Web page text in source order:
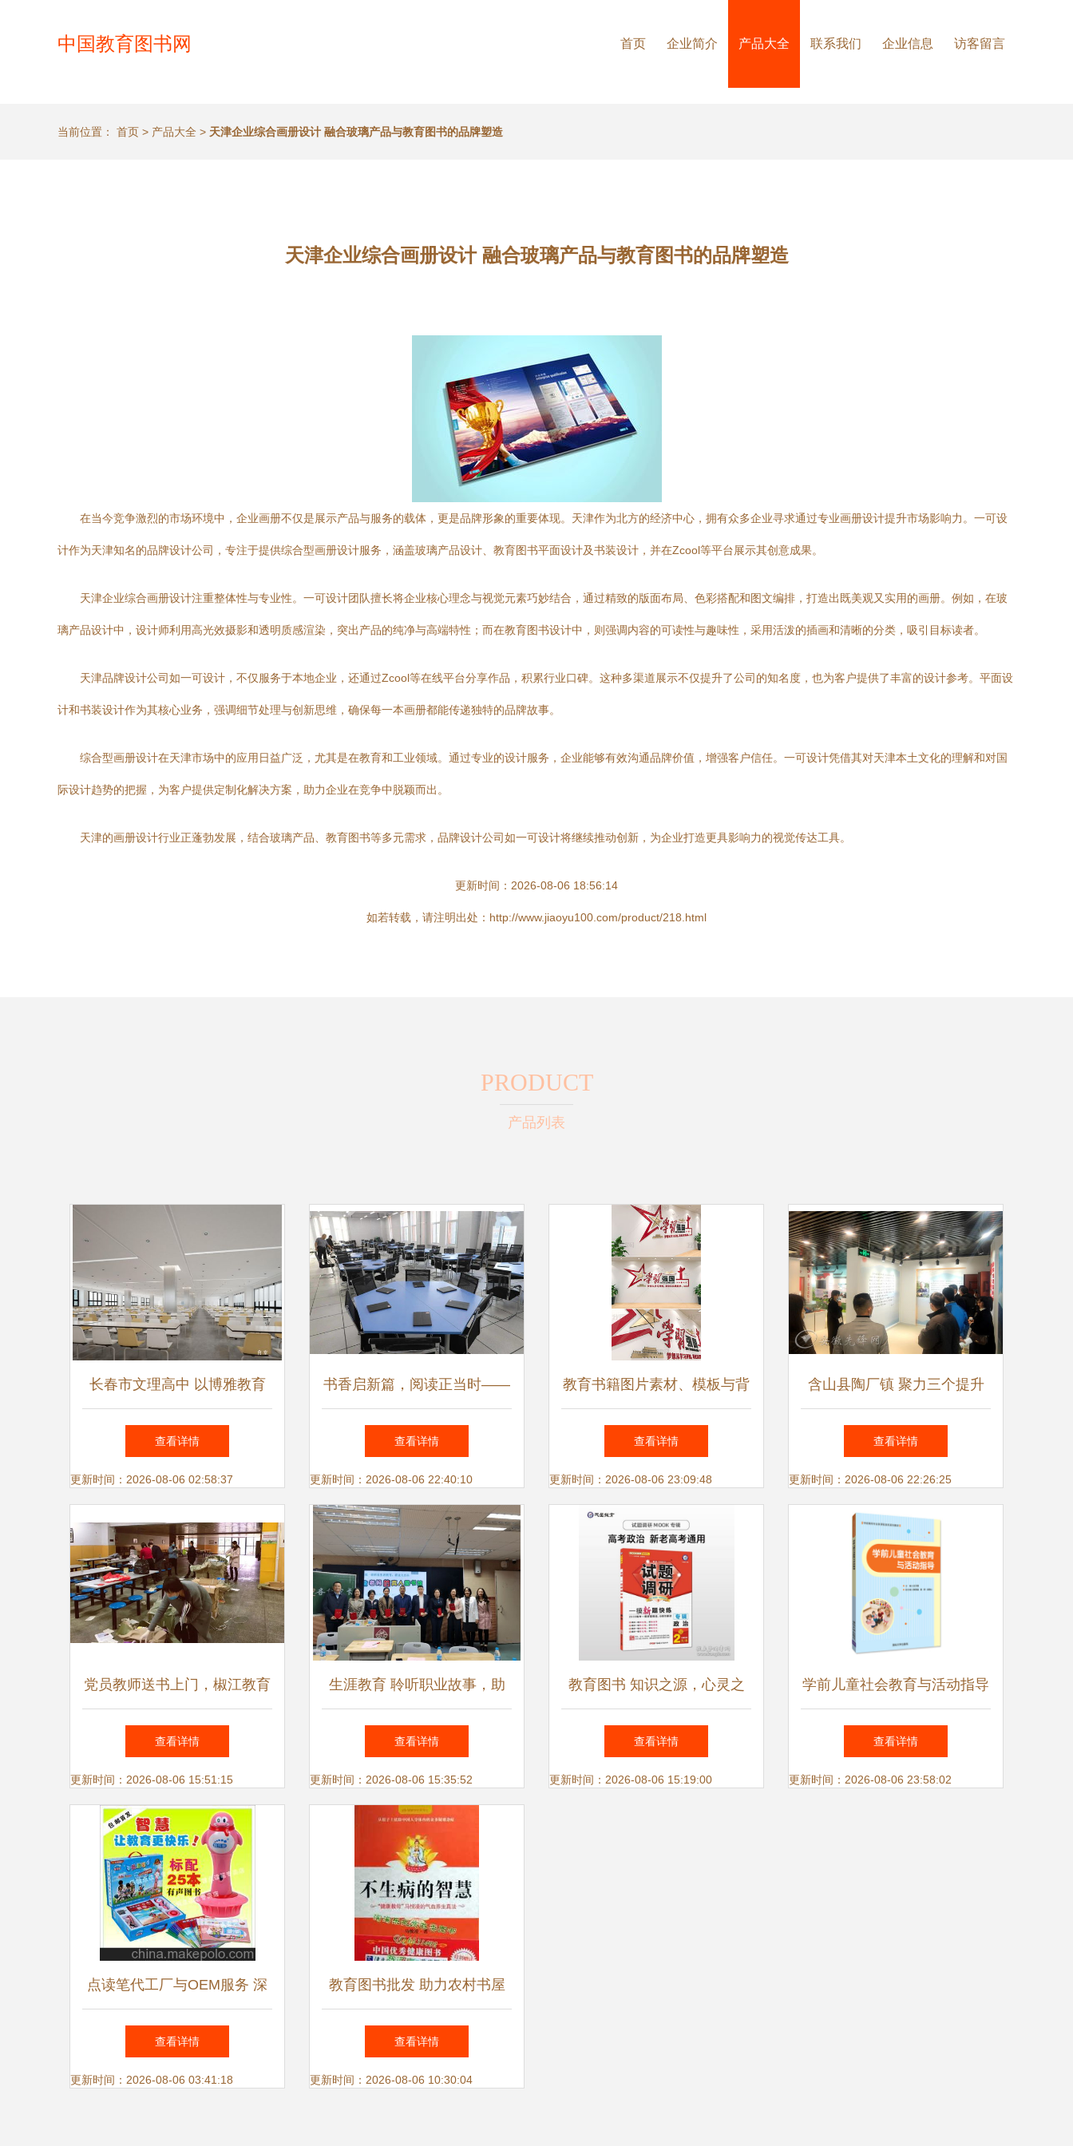
中国教育图书网 首页 企业简介 产品大全 联系我们 企业信息 访客留言
当前位置： 首页 > 产品大全 > 天津企业综合画册设计 融合玻璃产品与教育图书的品牌塑造
天津企业综合画册设计 融合玻璃产品与教育图书的品牌塑造
在当今竞争激烈的市场环境中，企业画册不仅是展示产品与服务的载体，更是品牌形象的重要体现。天津作为北方的经济中心，拥有众多企业寻求通过专业画册设计提升市场影响力。一可设
计作为天津知名的品牌设计公司，专注于提供综合型画册设计服务，涵盖玻璃产品设计、教育图书平面设计及书装设计，并在Zcool等平台展示其创意成果。
天津企业综合画册设计注重整体性与专业性。一可设计团队擅长将企业核心理念与视觉元素巧妙结合，通过精致的版面布局、色彩搭配和图文编排，打造出既美观又实用的画册。例如，在玻
璃产品设计中，设计师利用高光效摄影和透明质感渲染，突出产品的纯净与高端特性；而在教育图书设计中，则强调内容的可读性与趣味性，采用活泼的插画和清晰的分类，吸引目标读者。
天津品牌设计公司如一可设计，不仅服务于本地企业，还通过Zcool等在线平台分享作品，积累行业口碑。这种多渠道展示不仅提升了公司的知名度，也为客户提供了丰富的设计参考。平面设
计和书装设计作为其核心业务，强调细节处理与创新思维，确保每一本画册都能传递独特的品牌故事。
综合型画册设计在天津市场中的应用日益广泛，尤其是在教育和工业领域。通过专业的设计服务，企业能够有效沟通品牌价值，增强客户信任。一可设计凭借其对天津本土文化的理解和对国
际设计趋势的把握，为客户提供定制化解决方案，助力企业在竞争中脱颖而出。
天津的画册设计行业正蓬勃发展，结合玻璃产品、教育图书等多元需求，品牌设计公司如一可设计将继续推动创新，为企业打造更具影响力的视觉传达工具。
更新时间：2026-08-06 18:56:14
如若转载，请注明出处：http://www.jiaoyu100.com/product/218.html
PRODUCT
产品列表
长春市文理高中 以博雅教育
铸就高考理想，打造学子圆梦
工厂
查看详情
更新时间：2026-08-06 02:58:37
书香启新篇，阅读正当时——
武威第六中学教育集团图书馆
开放暨“畅游书海，共沐书
香”好书推荐活动启动
查看详情
更新时间：2026-08-06 22:40:10
教育书籍图片素材、模板与背
景资源全解析
查看详情
更新时间：2026-08-06 23:09:48
含山县陶厂镇 聚力三个提升
强化党员教育培训工作
查看详情
更新时间：2026-08-06 22:26:25
党员教师送书上门，椒江教育
温暖人心
查看详情
更新时间：2026-08-06 15:51:15
生涯教育 聆听职业故事，助
力人生规划——记老爸老妈的
真人图书馆职业大百科活动
查看详情
更新时间：2026-08-06 15:35:52
教育图书 知识之源，心灵之
桥
查看详情
更新时间：2026-08-06 15:19:00
学前儿童社会教育与活动指导
培养孩子未来适应力的重要基
石
查看详情
更新时间：2026-08-06 23:58:02
点读笔代工厂与OEM服务 深
圳市乐教科技的教育产品解决
方案
查看详情
更新时间：2026-08-06 03:41:18
教育图书批发 助力农村书屋
馆配图书装备的全面升级
查看详情
更新时间：2026-08-06 10:30:04